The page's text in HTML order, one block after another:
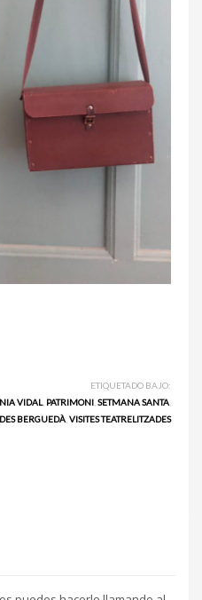
ETIQUETADO BAJO:
VIDAL, PATRIMONI SETMANA SANTA
BERGUEDÀ VISITES TEATRELITZADES